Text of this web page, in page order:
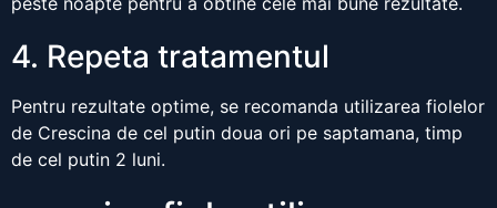
4. Repeta tratamentul
Pentru rezultate optime, se recomanda utilizarea fiolelor
de Crescina de cel putin doua ori pe saptamana, timp
de cel putin 2 luni.